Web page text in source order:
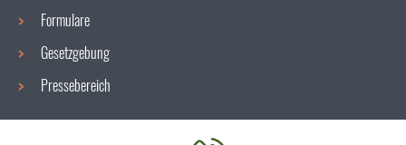
Formulare
Gesetzgebung
Pressebereich